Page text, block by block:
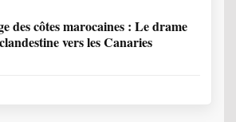
des côtes marocaines : Le drame
vers les Canaries